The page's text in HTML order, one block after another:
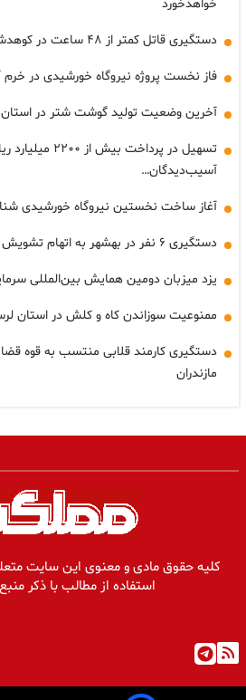
خواهدخورد
دستگیری قاتل کمتر از ۴۸ ساعت در کوهدشت
فاز نخست پروژه نیروگاه خورشیدی در خرم
آخرین وضعیت تولید گوشت شتر در
تسهیل در پرداخت
آسیب‌دیدگان…
آغاز ساخت نخستین نیروگاه خورشیدی
دستگیری ۶ نفر در بهشهر به اتهام تشویش اذهان عمومی
یزد میزبان دومین همایش بین‌المللی
ممنوعیت سوزاندن کاه و کلش در استان
دستگیری کارمند قلابی منتسب به قوه
مازندران
کلیه حقوق مادی و معنوی این سایت
استفاده از مطالب با ذکر